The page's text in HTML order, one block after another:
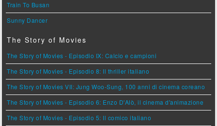
Train To Busan
Sunny Dancer
The Story of Movies
The Story of Movies - Episodio IX: Calcio e campioni
The Story of Movies - Episodio 8: Il thriller italiano
The Story of Movies VII: Jung Woo-Sung, 100 anni di cinema coreano
The Story of Movies - Episodio 6: Enzo D'Alò, il cinema d'animazione
The Story of Movies - Episodio 5: Il comico italiano